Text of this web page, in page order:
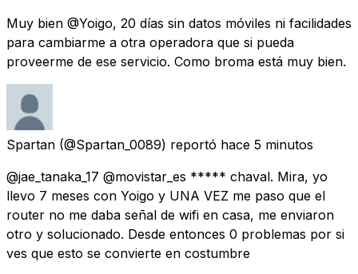
Muy bien @Yoigo, 20 días sin datos móviles ni facilidades
para cambiarme a otra operadora que si pueda
proveerme de ese servicio. Como broma está muy bien.
Spartan (@Spartan_0089) reportó hace 5 minutos
@jae_tanaka_17 @movistar_es ***** chaval. Mira, yo
llevo 7 meses con Yoigo y UNA VEZ me paso que el
router no me daba señal de wifi en casa, me enviaron
otro y solucionado. Desde entonces 0 problemas por si
ves que esto se convierte en costumbre